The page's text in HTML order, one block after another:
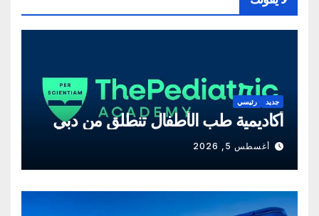
جديد رئيسي
أكاديمية طب الأطفال تنطلق من دبي
أغسطس 5, 2026